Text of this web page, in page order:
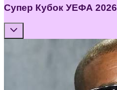
Супер Кубок УЕФА 2026